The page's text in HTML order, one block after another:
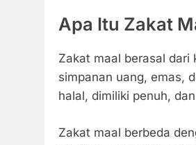
Apa Itu Zakat
Zakat maal berasal dari
simpanan uang, emas,
halal, dimiliki penuh,
Zakat maal berbeda